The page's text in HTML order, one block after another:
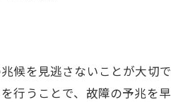
候を見逃さないことが大切
行うことで、故障の予兆を